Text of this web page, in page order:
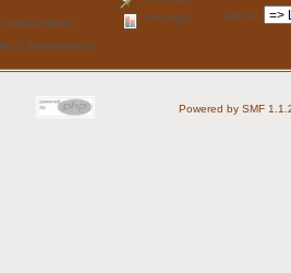
interventions)
25 interventions)
Sondage
Aller à:
Powered by SMF